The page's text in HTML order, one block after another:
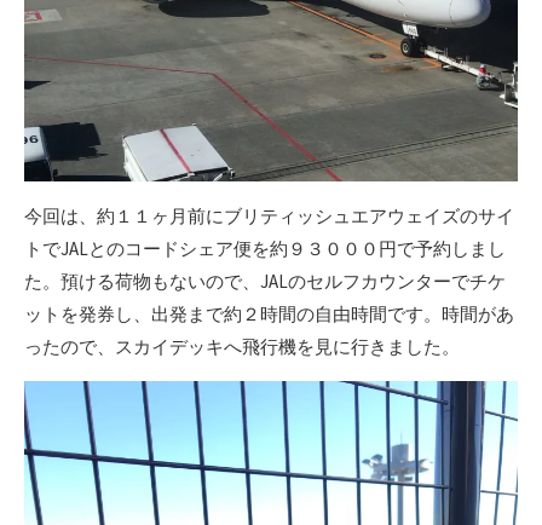
今回は、約１１ヶ月前にブリティッシュエアウェイズのサイ
トでJALとのコードシェア便を約９３０００円で予約しまし
た。預ける荷物もないので、JALのセルフカウンターでチケ
ットを発券し、出発まで約２時間の自由時間です。時間があ
ったので、スカイデッキへ飛行機を見に行きました。